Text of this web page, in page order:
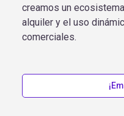
creamos un
alquiler y el uso
comerciales.